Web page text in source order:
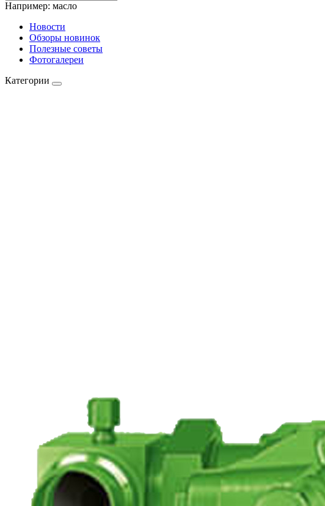
Например: масло
Новости
Обзоры новинок
Полезные советы
Фотогалереи
Категории